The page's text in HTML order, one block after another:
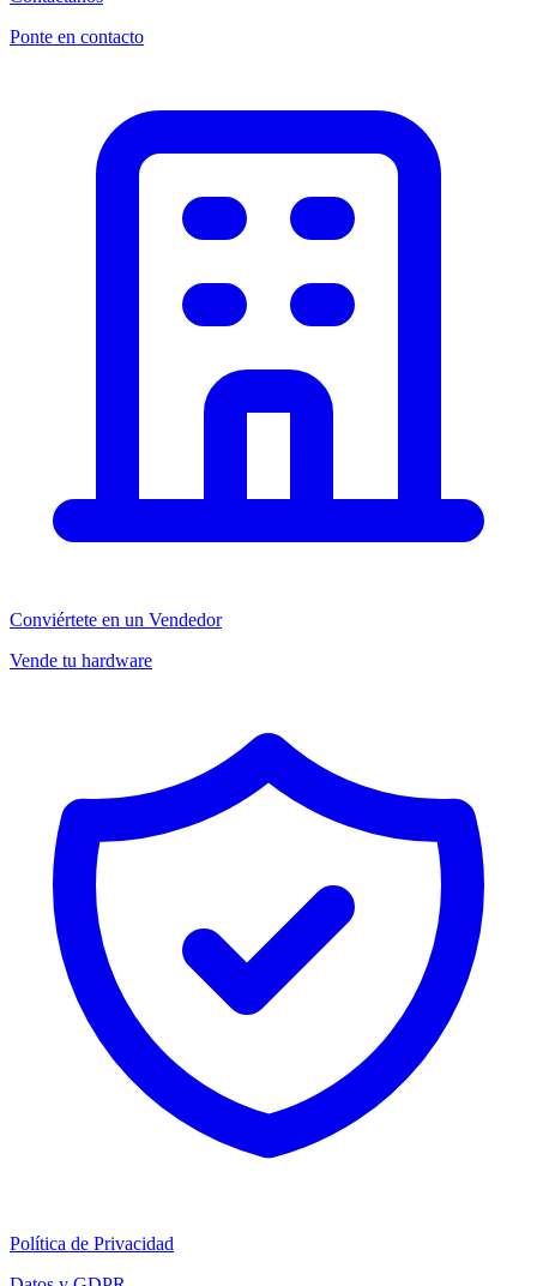
Ponte en contacto
Conviértete en un Vendedor
Vende tu hardware
Política de Privacidad